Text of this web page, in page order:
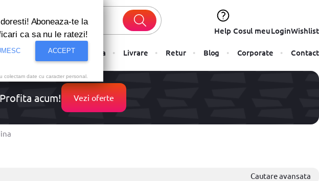
Help Cosul meuLoginWishlist
Solutii de Plata Livrare Retur Blog Corporate Contact
acum! Vezi oferte
Cautare avansata
Aboneaza-te la
ca sa nu le ratezi!
ACCEPT
colectam date cu caracter personal.